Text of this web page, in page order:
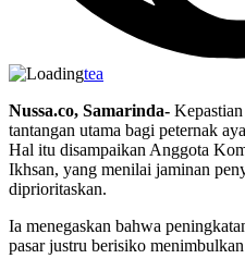
tea
Nussa.co, Samarinda-
tantangan utama bagi peternak
Hal itu disampaikan Anggota
Ikhsan, yang menilai jaminan
diprioritaskan.
Ia menegaskan bahwa
pasar justru berisiko